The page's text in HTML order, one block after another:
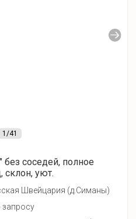
1/41
без соседей, полное
склон, уют.
Швейцария (д.Симаны)
запросу